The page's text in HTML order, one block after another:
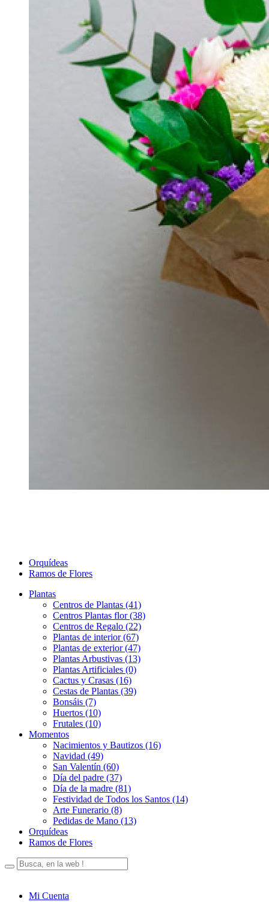
Orquídeas
Ramos de Flores
Plantas
Centros de Plantas (41)
Centros Plantas flor (38)
Centros de Regalo (22)
Plantas de interior (67)
Plantas de exterior (47)
Plantas Arbustivas (13)
Plantas Artificiales (0)
Cactus y Crasas (16)
Cestas de Plantas (39)
Bonsáis (7)
Huertos (10)
Frutales (10)
Momentos
Nacimientos y Bautizos (16)
Navidad (49)
San Valentín (60)
Día del padre (37)
Día de la madre (81)
Festividad de Todos los Santos (14)
Arte Funerario (8)
Pedidas de Mano (13)
Orquídeas
Ramos de Flores
Mi Cuenta